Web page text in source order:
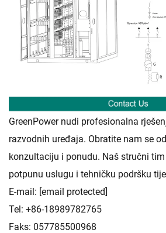
GreenPower nudi profesionalna
razvodnih uređaja. Obratite nam se
konzultaciju i ponudu. Naš stručni
potpunu uslugu i tehničku podršku
E-mail: [email protected]
Tel: +86-18989782765
Faks: 057785500968